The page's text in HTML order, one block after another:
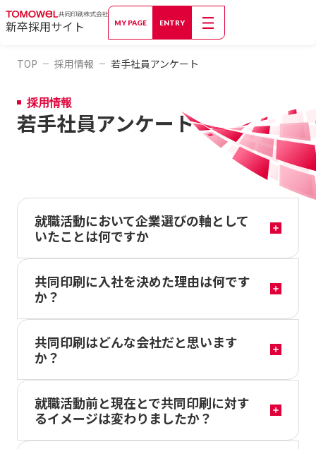
新卒採用サイト MY PAGE ENTRY
TOP 採用情報 若手社員アンケート
採用情報
若手社員アンケート
就職活動において企業選びの軸として
いたことは何ですか
共同印刷に入社を決めた理由は何です
か？
共同印刷はどんな会社だと思います
か？
就職活動前と現在とで共同印刷に対す
るイメージは変わりましたか？